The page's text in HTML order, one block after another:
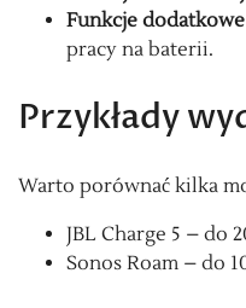
Funkcje dodatkowe
pracy na baterii.
Przykłady
Warto porównać kilka
JBL Charge 5 – do
Sonos Roam – do